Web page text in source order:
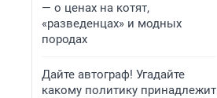
— о ценах на котят,
«разведенцах» и модных
породах
Дайте автограф! Угадайте
какому политику принадлежит